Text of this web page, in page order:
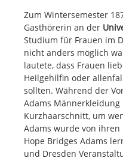
Zum Wintersemester
Gasthörerin an der
Studium für Frauen im
nicht anders möglich
lautete, dass Frauen
Heilgehilfin oder
sollten. Während der
Adams Männerkleidung
Kurzhaarschnitt, um
Adams wurde von
Hope Bridges Adams
und Dresden